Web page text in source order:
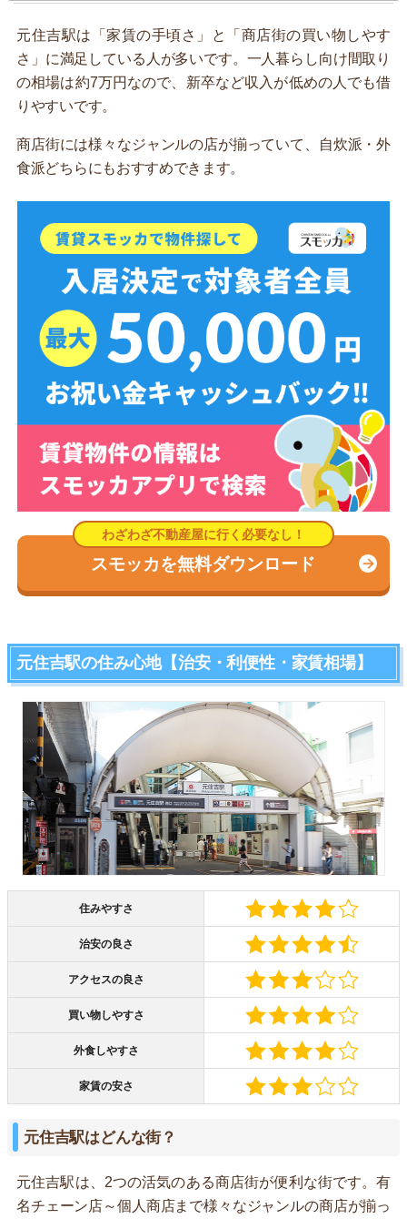
元住吉駅は「家賃の手頃さ」と「商店街の買い物しやす
さ」に満足している人が多いです。一人暮らし向け間取り
の相場は約7万円なので、新卒など収入が低めの人でも借
りやすいです。
商店街には様々なジャンルの店が揃っていて、自炊派・外
食派どちらにもおすすめできます。
スモッカを無料ダウンロード
元住吉駅の住み心地【治安・利便性・家賃相場】
住みやすさ
治安の良さ
アクセスの良さ
買い物しやすさ
外食しやすさ
家賃の安さ
元住吉駅はどんな街？
元住吉駅は、2つの活気のある商店街が便利な街です。有
名チェーン店～個人商店まで様々なジャンルの商店が揃っ